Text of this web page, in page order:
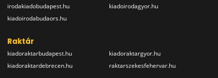
irodakiadobudapest.hu
kiadoirodabudaors.hu
kiadoirodagyor.hu
Raktár
kiadoraktarbudapest.hu
kiadoraktardebrecen.hu
kiadoraktargyor.hu
raktarszekesfehervar.hu